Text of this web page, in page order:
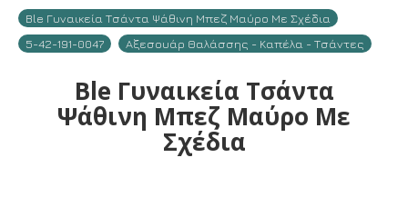
Ble Γυναικεία Τσάντα Ψάθινη Μπεζ Μαύρο Με Σχέδια
5-42-191-0047
Αξεσουάρ Θαλάσσης - Καπέλα - Τσάντες
Ble Γυναικεία Τσάντα
Ψάθινη Μπεζ Μαύρο Με
Σχέδια